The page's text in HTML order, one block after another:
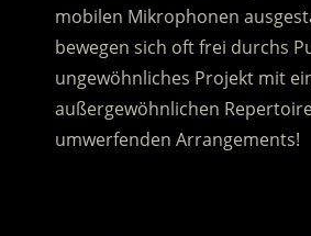
mobilen Mikrophonen
bewegen sich oft frei durchs
ungewöhnliches Projekt mit
außergewöhnlichen
umwerfenden Arrangements!